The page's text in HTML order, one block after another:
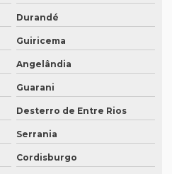
em mg
em portugues
Durandé
Guiricema
Angelândia
Guarani
Desterro de Entre Rios
Serrania
Cordisburgo